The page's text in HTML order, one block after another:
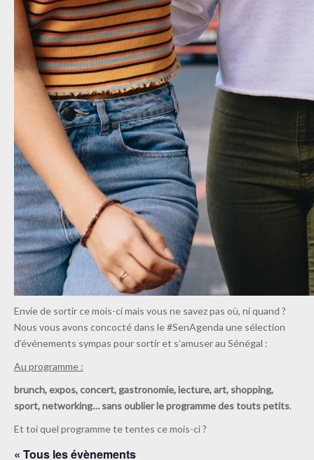
Envie de sortir ce mois-ci mais vous ne savez pas où, ni quand ?
Nous vous avons concocté dans le #SenAgenda une sélection
d’événements sympas pour sortir et s’amuser au Sénégal :
Au programme :
brunch, expos, concert, gastronomie, lecture, art, shopping,
sport,networking… sans oublier le programme des touts petits.
Et toi quel programme te tentes ce mois-ci ?
« Tous les évènements